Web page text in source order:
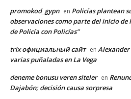
promokod_gypn en Policías plantean
observaciones como parte del inicio
de Policía con Policías”
trix официальный сайт en Alexander
varias puñaladas en La Vega
deneme bonusu veren siteler en
Dajabón; decisión causa sorpresa